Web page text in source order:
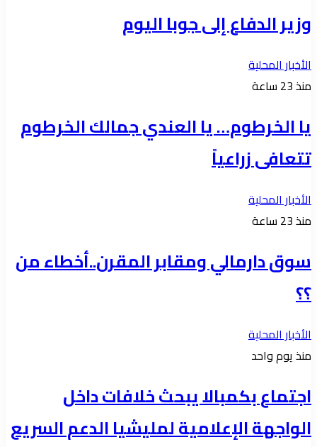
وزير الدفاع إلى جوبا اليوم
الأخبار المحلية
منذ 23 ساعة
يا الخرطوم… يا العندي جمالك الخرطوم
تتعافى زراعياً
الأخبار المحلية
منذ 23 ساعة
سوق دارمالي ومقابر المقرن..أخطاء من
؟؟
الأخبار المحلية
منذ يوم واحد
اجتماع بكمبالا يبحث خلافات داخل
الواجهة الإعلامية لمليشيا الدعم السريع